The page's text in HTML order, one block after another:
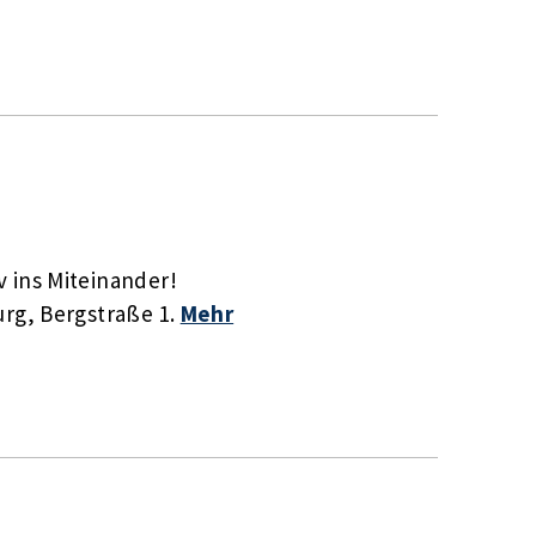
ins Miteinander!
Bergstraße 1. Mehr